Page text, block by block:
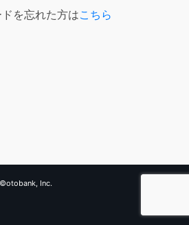
を忘れた方はこちら
©otobank, Inc.